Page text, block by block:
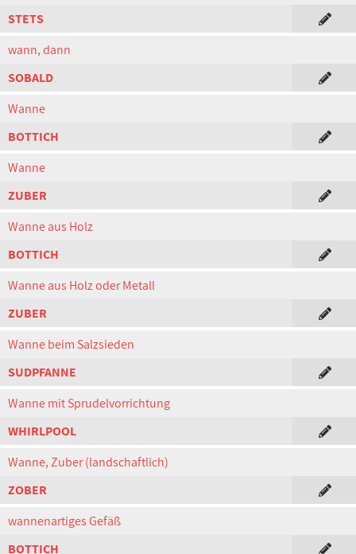
STETS
wann, dann
SOBALD
Wanne
BOTTICH
Wanne
ZUBER
Wanne aus Holz
BOTTICH
Wanne aus Holz oder Metall
ZUBER
Wanne beim Salzsieden
SUDPFANNE
Wanne mit Sprudelvorrichtung
WHIRLPOOL
Wanne, Zuber (landschaftlich)
ZOBER
wannenartiges Gefäß
BOTTICH